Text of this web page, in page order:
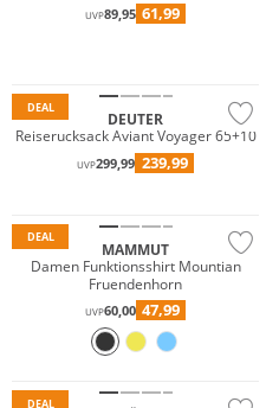
UVP89,95 61,99
DEAL
DEUTER
Reiserucksack Aviant Voyager 65+10
UVP299,99 239,99
DEAL
MAMMUT
Damen Funktionsshirt Mountian
Fruendenhorn
UVP60,00 47,99
DEAL
Große Größen